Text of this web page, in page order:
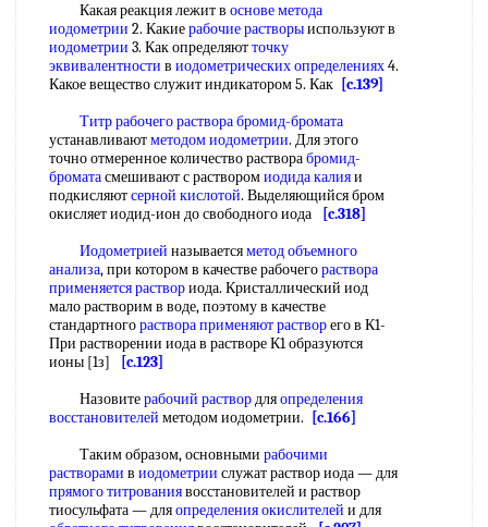
Какая реакция лежит в основе метода
иодометрии 2. Какиерабочие растворыиспользуют в
иодометрии 3. Как определяютточку
эквивалентности в иодометрических определениях4.
Какое вещество служит индикатором 5. Как [c.139]
Титр рабочего растворабромид-бромата
устанавливаютметодом иодометрии. Для этого
точно отмеренное количество растворабромид-
броматасмешивают с растворомиодида калияи
подкисляютсерной кислотой. Выделяющийся бром
окисляет иодид-ион до свободного иода
[c.318]
Иодометрией называетсяметод объемного
анализа, при котором в качестве рабочегораствора
применяется раствориода. Кристаллический иод
мало растворим в воде, поэтому в качестве
стандартногораствора применяют растворего в К1-
При растворении иода в растворе К1 образуются
ионы [1з]
[c.123]
Назовитерабочий раствордляопределения
восстановителей методом иодометрии.
[c.166]
Таким образом, основными рабочими
растворами в иодометрии служат раствор иода — для
прямого титрованиявосстановителей и раствор
тиосульфата — дляопределения окислителей и для